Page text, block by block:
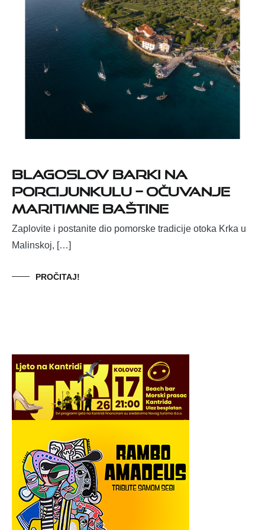
Blagoslov barki na
Porcijunkulu – očuvanje
maritimne baštine
Zaplovite i postanite dio pomorske tradicije otoka Krka u
Malinskoj, […]
PROČITAJ!